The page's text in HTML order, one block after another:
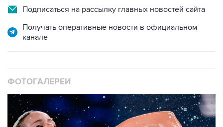
Подписаться на рассылку главных новостей сайта
Получать оперативные новости в официальном
канале
ФОТОГАЛЕРЕИ